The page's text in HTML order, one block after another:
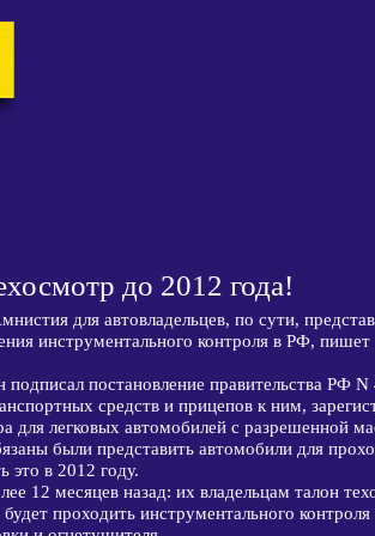
до 2012 года!
для автовладельцев, по сути,
инструментального контроля в РФ, пишет
постановление правительства РФ
средств и прицепов к ним,
легковых автомобилей с разрешенной
были представить автомобили для
это в 2012 году.
12 месяцев назад: их владельцам талон
проходить инструментального